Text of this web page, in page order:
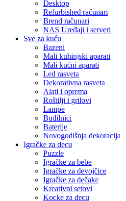
Desktop
Refurbished računari
Brend računari
NAS Uređaji i serveri
Sve za kuću
Bazeni
Mali kuhinjski aparati
Mali kućni aparati
Led rasveta
Dekorativna rasveta
Alati i oprema
Roštilji i grilovi
Lampe
Budilnici
Baterije
Novogodišnja dekoracija
Igračke za decu
Puzzle
Igračke za bebe
Igračke za devojčice
Igračke za dečake
Kreativni setovi
Kocke za decu